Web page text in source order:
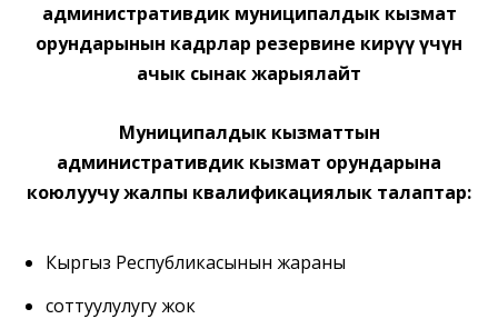
административдик муниципалдык кызмат
орундарынын кадрлар резервине кирүү үчүн
ачык сынак жарыялайт
Муниципалдык кызматтын
административдик кызмат орундарына
коюлуучу жалпы квалификациялык талаптар:
Кыргыз Республикасынын жараны
соттуулулугу жок